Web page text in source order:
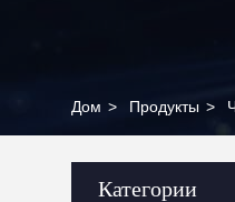
Дом > Продукты >
Категории